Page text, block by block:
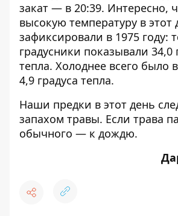
закат — в 20:39. Интересно,
высокую температуру в этот
зафиксировали в 1975 году:
градусники показывали 34,0
тепла. Холоднее всего было
4,9 градуса тепла.
Наши предки в этот день
запахом травы. Если трава
обычного — к дождю.